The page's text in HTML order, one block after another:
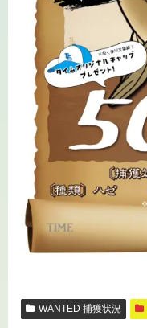
WANTED 捕獲状況